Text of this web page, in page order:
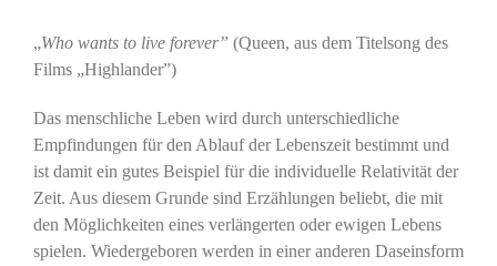
„Who wants to live forever” (Queen, aus dem Titelsong des
Films „Highlander”)
Das menschliche Leben wird durch unterschiedliche
Empfindungen für den Ablauf der Lebenszeit bestimmt und
ist damit ein gutes Beispiel für die individuelle Relativität der
Zeit. Aus diesem Grunde sind Erzählungen beliebt, die mit
den Möglichkeiten eines verlängerten oder ewigen Lebens
spielen. Wiedergeboren werden in einer anderen Daseinsform